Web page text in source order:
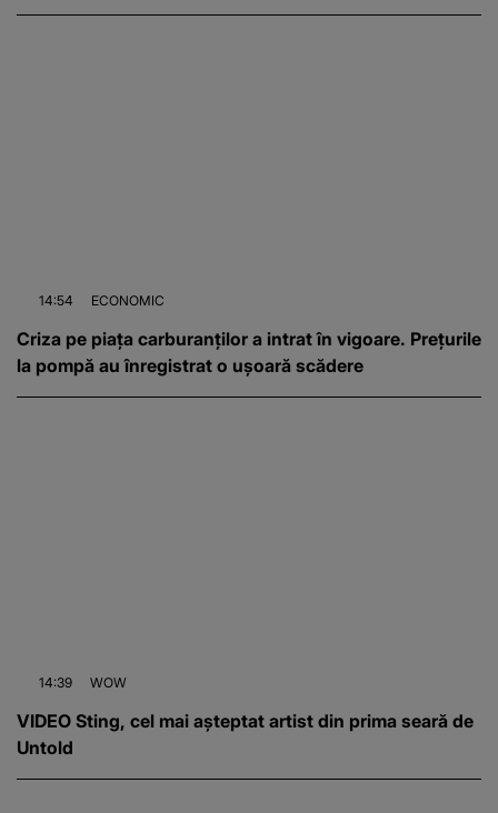
14:54 ECONOMIC
Criza pe piața carburanților a intrat în vigoare. Prețurile
la pompă au înregistrat o ușoară scădere
14:39 WOW
VIDEO Sting, cel mai așteptat artist din prima seară de
Untold